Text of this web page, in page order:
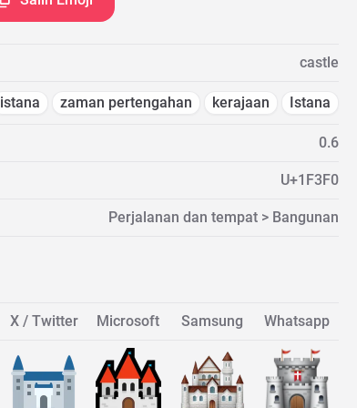
castle
istana zaman pertengahan kerajaan Istana
0.6
U+1F3F0
Perjalanan dan tempat > Bangunan
X / Twitter Microsoft Samsung Whatsapp